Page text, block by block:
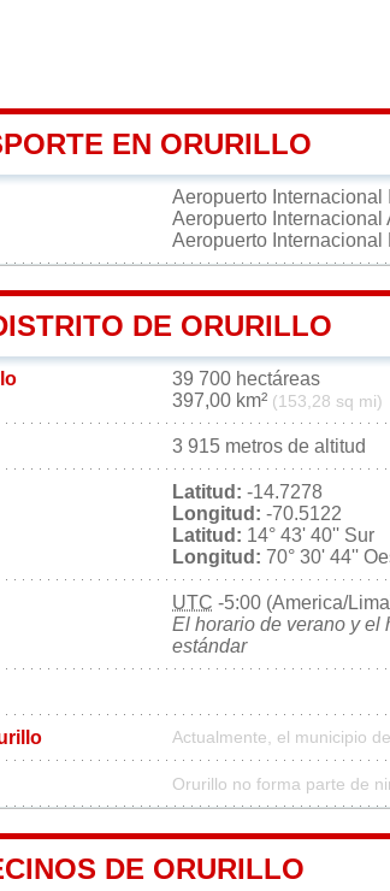
EN ORURILLO
Aeropuerto Internacional
Aeropuerto Internacional
Aeropuerto
DE ORURILLO
39 700 hectáreas
397,00 km² (153,28 sq mi)
3 915 metros de altitud
Latitud: -14.7278
Longitud: -70.5122
Latitud: 14° 43' 40'' Sur
Longitud: 70° 30' 44''
UTC -5:00 (America/
El horario de verano y el
estándar
Actualmente, el municipio
Orurillo no forma parte de
DE ORURILLO